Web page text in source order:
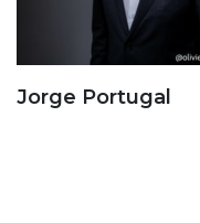
Jorge Portugal